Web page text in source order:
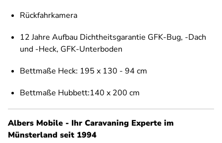
Rückfahrkamera
12 Jahre Aufbau Dichtheitsgarantie GFK-Bug, -Dach
und -Heck, GFK-Unterboden
Bettmaße Heck: 195 x 130 - 94 cm
Bettmaße Hubbett:140 x 200 cm
Albers Mobile - Ihr Caravaning Experte im
Münsterland seit 1994